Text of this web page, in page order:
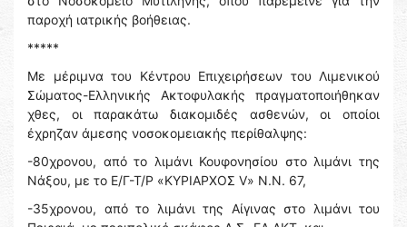
παροχή ιατρικής βοήθειας.
*****
Με μέριμνα του Κέντρου Επιχειρήσεων του Λιμενικού
Σώματος-Ελληνικής Ακτοφυλακής πραγματοποιήθηκαν
χθες, οι παρακάτω διακομιδές ασθενών, οι οποίοι
έχρηζαν άμεσης νοσοκομειακής περίθαλψης:
-80χρονου, από το λιμάνι Κουφονησίου στο λιμάνι της
Νάξου, με το Ε/Γ-Τ/Ρ «ΚΥΡΙΑΡΧΟΣ V» Ν.Ν. 67,
-35χρονου, από το λιμάνι της Αίγινας στο λιμάνι του